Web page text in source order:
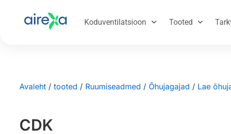
Koduventilatsioon Tooted
Avaleht / tooted / Ruumiseadmed / Õhujagajad / Lae
CDK